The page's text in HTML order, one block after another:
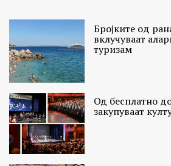
Бројките од
вклучуваат
туризам
Од бесплатно
закупуваат